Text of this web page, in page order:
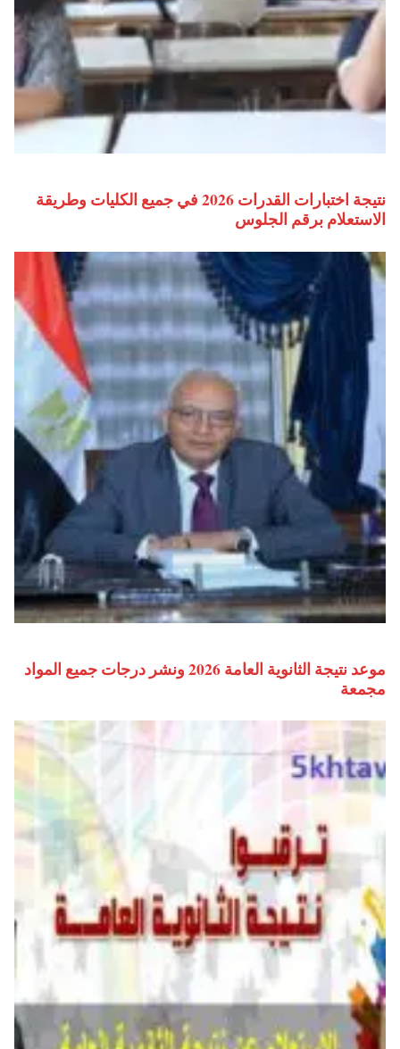
نتيجة اختبارات القدرات 2026 في جميع الكليات وطريقة
الاستعلام برقم الجلوس
موعد نتيجة الثانوية العامة 2026 ونشر درجات جميع المواد
مجمعة